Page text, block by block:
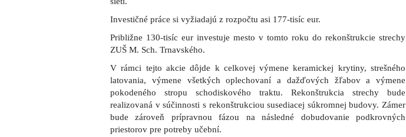
Investičné práce si vyžiadajú z rozpočtu asi 177-tisíc eur.
Približne 130-tisíc eur investuje mesto v tomto roku do rekonštrukcie strechy
ZUŠ M. Sch. Trnavského.
V rámci tejto akcie dôjde k celkovej výmene keramickej krytiny, strešného
latovania, výmene všetkých oplechovaní a dažďových žľabov a výmene
pokodeného stropu schodiskového traktu. Rekonštrukcia strechy bude
realizovaná v súčinnosti s rekonštrukciou susediacej súkromnej budovy. Zámer
bude zároveň prípravnou fázou na následné dobudovanie podkrovných
priestorov pre potreby učební.